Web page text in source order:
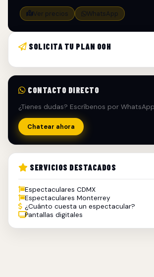
Ver precios WhatsApp
SOLICITA TU PLAN OOH
CONTACTO DIRECTO
¿Tienes dudas? Escríbenos por
Chatear ahora
SERVICIOS DESTACADOS
Espectaculares CDMX
Espectaculares Monterrey
¿Cuánto cuesta un espectacular?
Pantallas digitales